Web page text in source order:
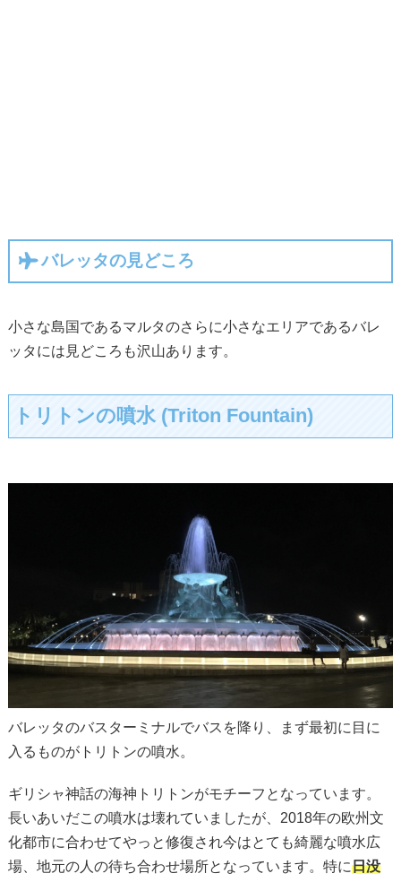
バレッタの見どころ
小さな島国であるマルタのさらに小さなエリアであるバレ
ッタには見どころも沢山あります。
トリトンの噴水 (Triton Fountain)
バレッタのバスターミナルでバスを降り、まず最初に目に
入るものがトリトンの噴水。
ギリシャ神話の海神トリトンがモチーフとなっています。
長いあいだこの噴水は壊れていましたが、2018年の欧州文
化都市に合わせてやっと修復され今はとても綺麗な噴水広
場、地元の人の待ち合わせ場所となっています。特に日没